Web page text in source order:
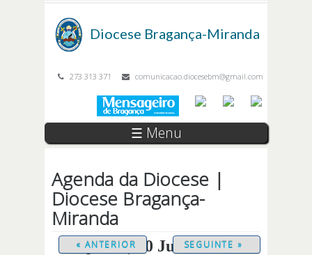
Diocese Bragança-Miranda
273 313 371 comunicacao.diocesebm@gmail.com
☰ Menu
Agenda da Diocese |
Diocese Bragança-
Miranda
Quinta, 30 Julho 2026
« ANTERIOR SEGUINTE »